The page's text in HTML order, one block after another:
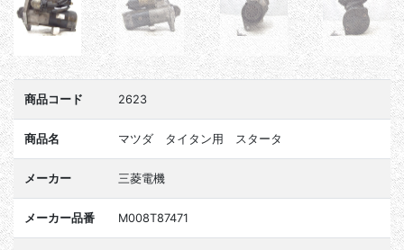
商品コード 2623
商品名 マツダ タイタン用 スタータ
メーカー 三菱電機
メーカー品番 M008T87471